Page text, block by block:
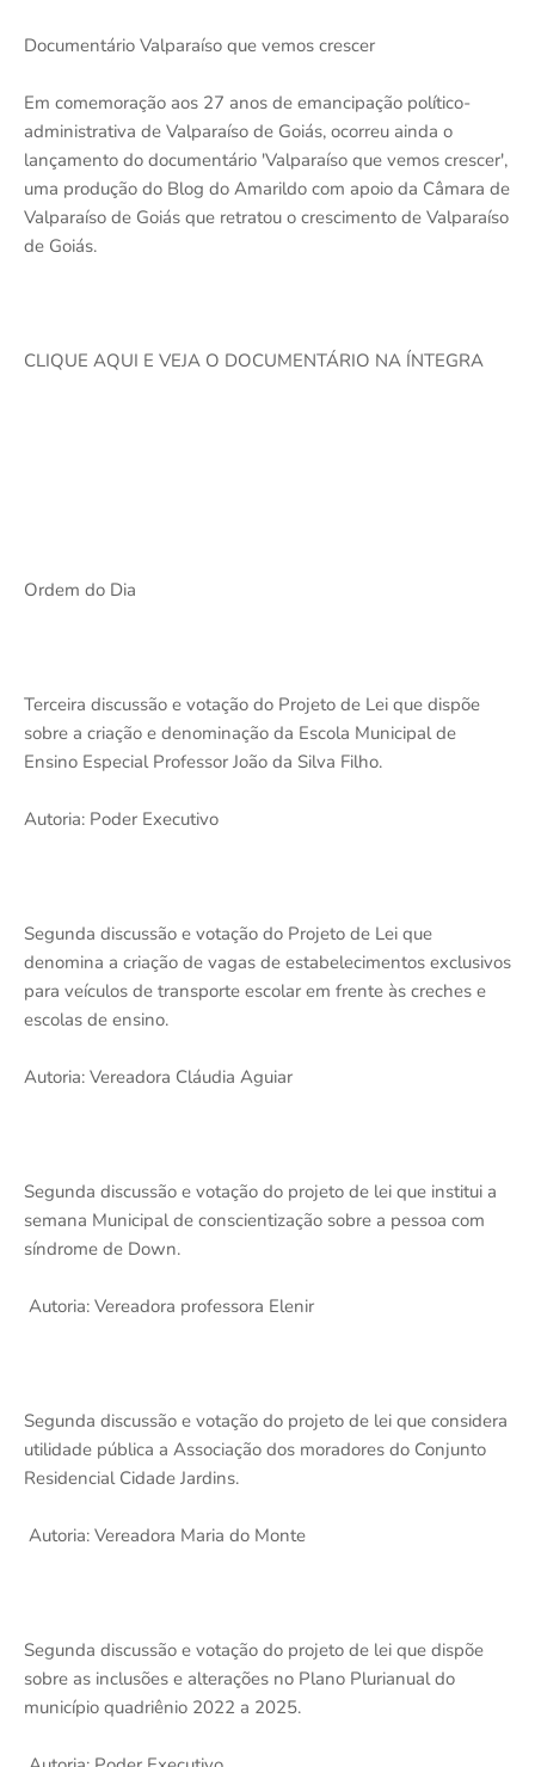
Documentário Valparaíso que vemos crescer
Em comemoração aos 27 anos de emancipação político-
administrativa de Valparaíso de Goiás, ocorreu ainda o
lançamento do documentário 'Valparaíso que vemos crescer',
uma produção do Blog do Amarildo com apoio da Câmara de
Valparaíso de Goiás que retratou o crescimento de Valparaíso
de Goiás.
CLIQUE AQUI E VEJA O DOCUMENTÁRIO NA ÍNTEGRA
Ordem do Dia
Terceira discussão e votação do Projeto de Lei que dispõe
sobre a criação e denominação da Escola Municipal de
Ensino Especial Professor João da Silva Filho.
Autoria: Poder Executivo
Segunda discussão e votação do Projeto de Lei que
denomina a criação de vagas de estabelecimentos exclusivos
para veículos de transporte escolar em frente às creches e
escolas de ensino.
Autoria: Vereadora Cláudia Aguiar
Segunda discussão e votação do projeto de lei que institui a
semana Municipal de conscientização sobre a pessoa com
síndrome de Down.
Autoria: Vereadora professora Elenir
Segunda discussão e votação do projeto de lei que considera
utilidade pública a Associação dos moradores do Conjunto
Residencial Cidade Jardins.
Autoria: Vereadora Maria do Monte
Segunda discussão e votação do projeto de lei que dispõe
sobre as inclusões e alterações no Plano Plurianual do
município quadriênio 2022 a 2025.